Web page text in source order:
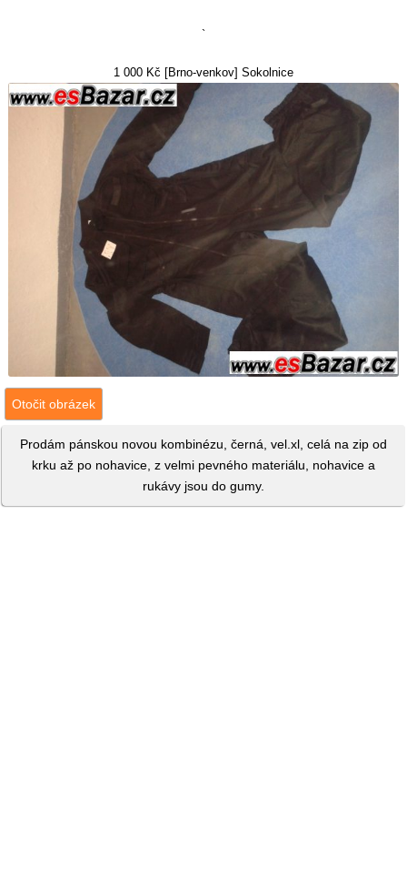
`
1 000 Kč [Brno-venkov] Sokolnice
Otočit obrázek
Prodám pánskou novou kombinézu, černá, vel.xl, celá na zip od
krku až po nohavice, z velmi pevného materiálu, nohavice a
rukávy jsou do gumy.